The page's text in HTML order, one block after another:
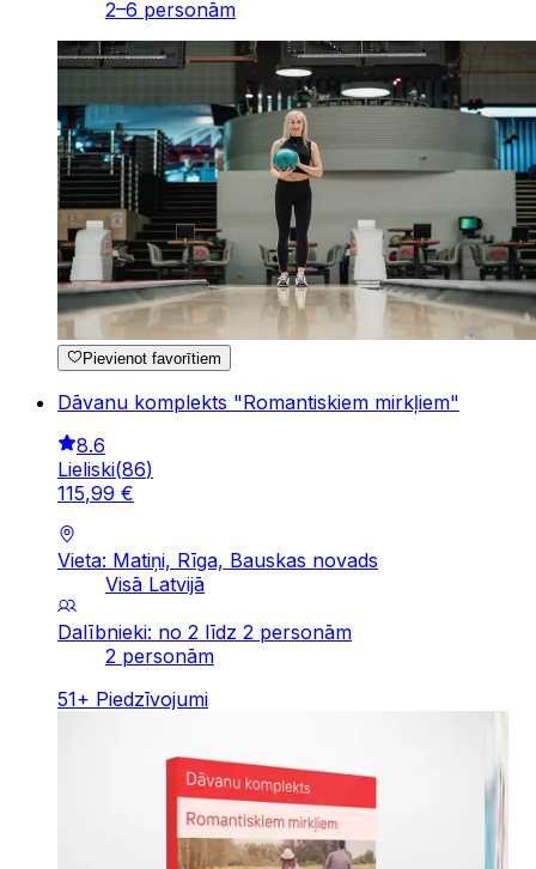
2–6 personām
Pievienot favorītiem
Dāvanu komplekts "Romantiskiem mirkļiem"
8.6
Lieliski(86)
115,99 €
Vieta: Matiņi, Rīga, Bauskas novads
Visā Latvijā
Dalībnieki: no 2 līdz 2 personām
2 personām
51+ Piedzīvojumi